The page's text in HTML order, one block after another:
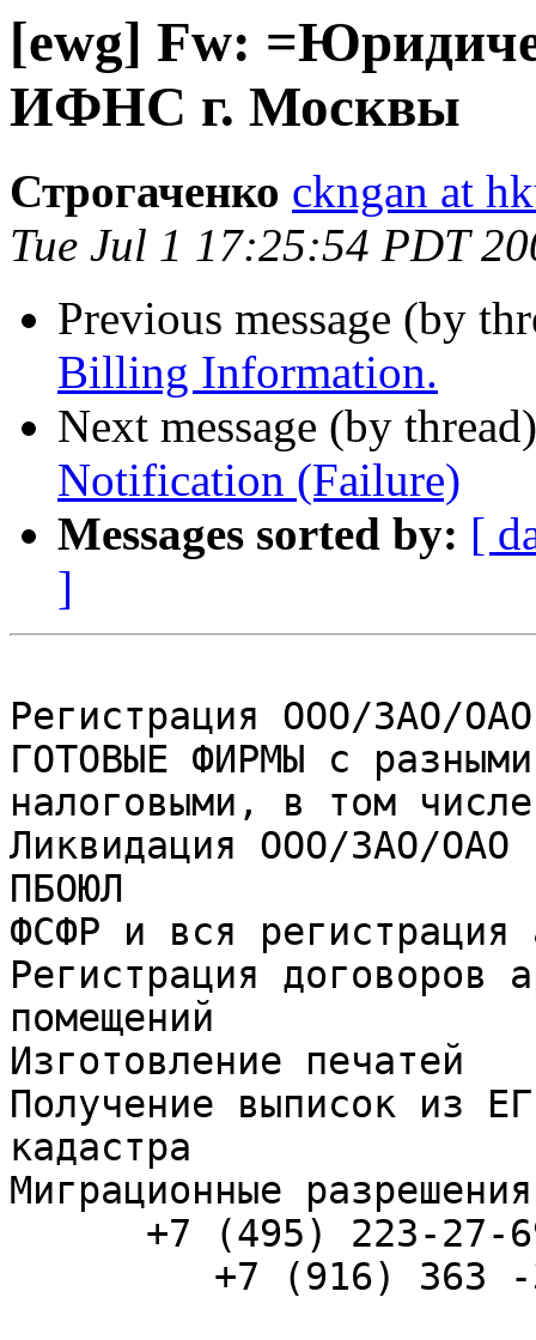
[ewg] Fw:
ИФНС г. Москвы
Строгаченко ckngan at
Tue Jul 1 17:25:54 PDT
Previous message (by
Billing Information.
Next message (by
Notification (Failure)
Messages sorted by: [
]
Регистрация ООО/
ГОТОВЫЕ ФИРМЫ с
налоговыми, в том
Ликвидация ООО/
ПБОЮЛ
ФСФР и вся
Регистрация договоров
помещений
Изготовление
Получение выписок из
кадастра
Миграционные